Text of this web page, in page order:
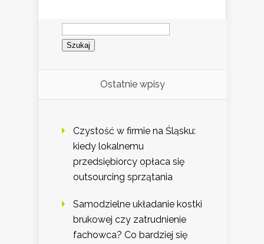
Szukaj:
Ostatnie wpisy
Czystość w firmie na Śląsku:
kiedy lokalnemu
przedsiębiorcy opłaca się
outsourcing sprzątania
Samodzielne układanie kostki
brukowej czy zatrudnienie
fachowca? Co bardziej się